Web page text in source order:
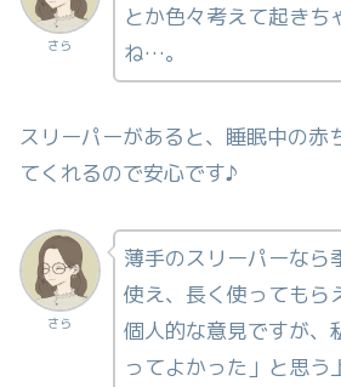
さら
とか色々考えて起きち
ね…。
スリーパーがあると、睡眠中の赤
てくれるので安心です♪
さら
薄手のスリーパーなら
使え、長く使ってもら
個人的な意見ですが、
ってよかった」と思う